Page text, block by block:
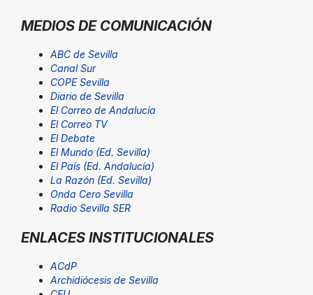
MEDIOS DE COMUNICACIÓN
ABC de Sevilla
Canal Sur
COPE Sevilla
Diario de Sevilla
El Correo de Andalucía
El Correo TV
El Debate
El Mundo (Ed. Sevilla)
El País (Ed. Andalucía)
La Razón (Ed. Sevilla)
Onda Cero Sevilla
Radio Sevilla SER
ENLACES INSTITUCIONALES
ACdP
Archidiócesis de Sevilla